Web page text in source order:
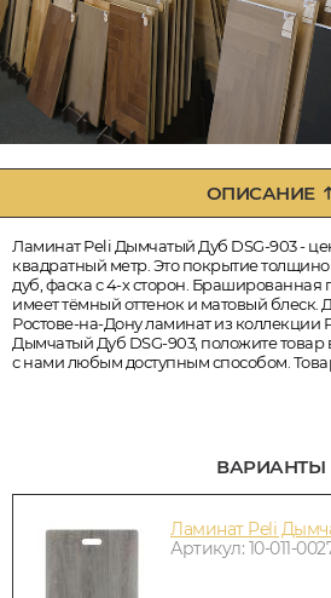
ОПИСАНИЕ
Ламинат Peli Дымчатый Дуб DSG-903 -
квадратный метр. Это покрытие
дуб, фаска с 4-х сторон. Брашированная
имеет тёмный оттенок и матовый блеск.
Ростове-на-Дону ламинат из коллекции
Дымчатый Дуб DSG-903, положите товар
с нами любым доступным способом.
ВАРИАНТЫ
Ламинат Peli
Артикул: 10-011-